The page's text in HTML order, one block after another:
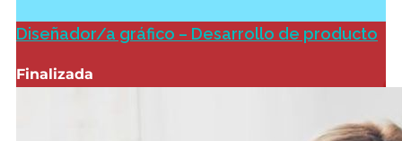
Diseñador/a gráfico – Desarrollo de producto
Finalizada